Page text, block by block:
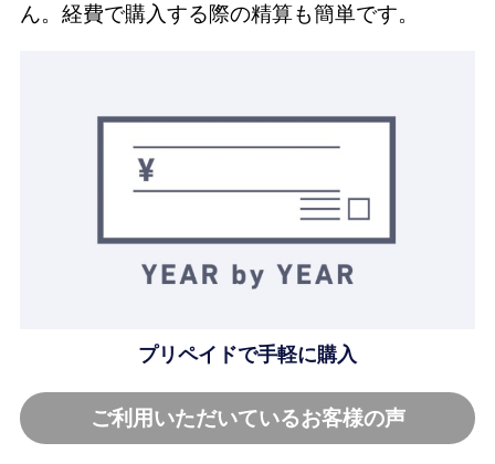
ん。経費で購入する際の精算も簡単です。
プリペイドで手軽に購入
ご利用いただいているお客様の声